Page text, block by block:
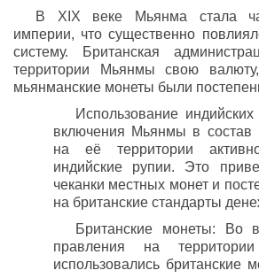
В XIX веке Мьянма стала
империи, что существенно
систему. Британская
территории Мьянмы свою
мьянманские монеты были
Использование
включения Мьянмы в состав
на её территории
индийские рупии. Это
чеканки местных монет и
на британские стандарты
Британские монеты: Во
правления на
использовались британские